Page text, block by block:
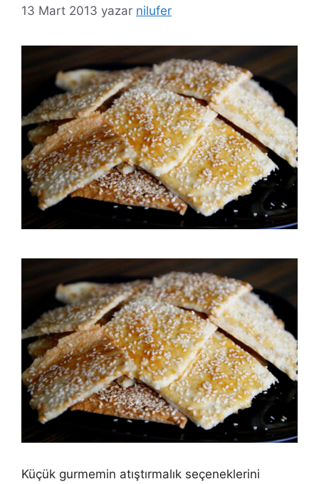
13 Mart 2013 yazar nilufer
Küçük gurmemin atıştırmalık seçeneklerini